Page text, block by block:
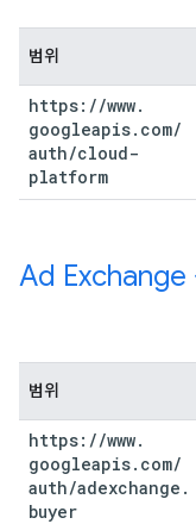
범위
https: //www.
googleapis. com/
auth/cloud-
platform
Ad Exchange
범위
https: //www.
googleapis. com/
auth/adexchange .
buyer